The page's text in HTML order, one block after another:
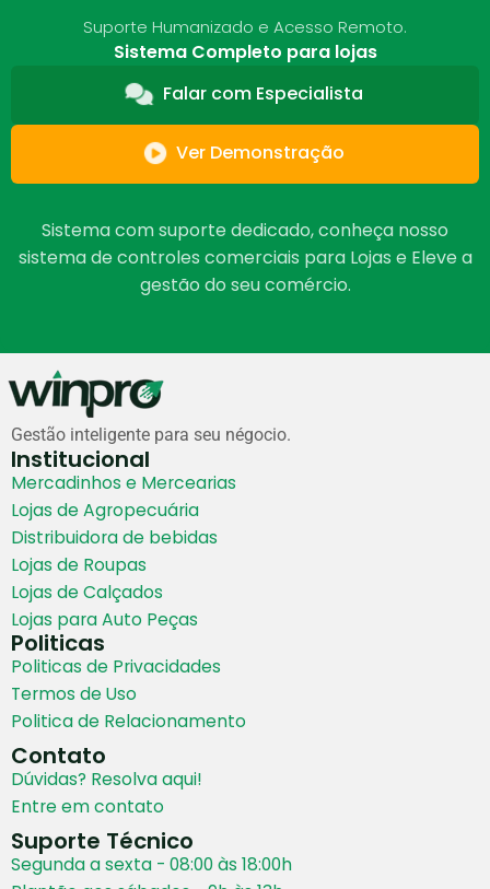
Suporte Humanizado e Acesso Remoto.
Sistema Completo para lojas
Falar com Especialista
Ver Demonstração
Sistema com suporte dedicado, conheça nosso
sistema de controles comerciais para Lojas e Eleve a
gestão do seu comércio.
Gestão inteligente para seu négocio.
Institucional
Mercadinhos e Mercearias
Lojas de Agropecuária
Distribuidora de bebidas
Lojas de Roupas
Lojas de Calçados
Lojas para Auto Peças
Politicas
Politicas de Privacidades
Termos de Uso
Politica de Relacionamento
Contato
Dúvidas? Resolva aqui!
Entre em contato
Suporte Técnico
Segunda a sexta - 08:00 às 18:00h